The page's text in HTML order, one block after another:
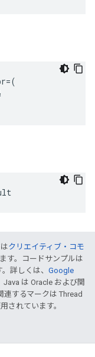
=(
クリエイティブ・コモ
す。コードサンプルは
詳しくは、 Google
Java は Oracle および関
連するマークは Thread
されています。